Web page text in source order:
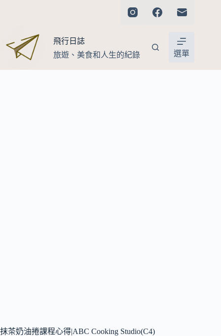
飛行日誌
旅遊、美食和人生的紀錄
選單
抹茶奶油捲課程心得|ABC Cooking Studio(C4)